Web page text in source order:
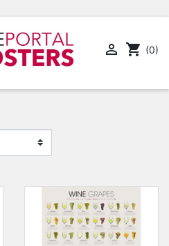
 shopping_cart (0)